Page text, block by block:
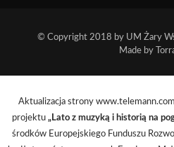
© Copyright 2018 by UM Żary
Made by
Aktualizacja strony
projektu „Lato z muzyką i historią na
środków Europejskiego Funduszu